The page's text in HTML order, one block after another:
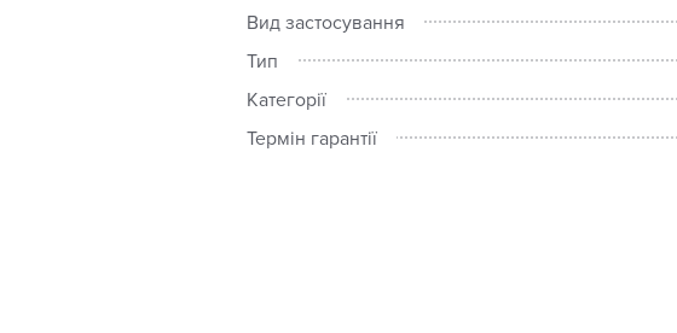
Вид застосування
Тип
Категорії
Термін гарантії